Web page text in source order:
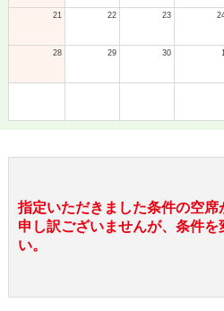
21 22 23
28 29 30
指定いただきました条件の空席
申し訳ございませんが、条件
い。